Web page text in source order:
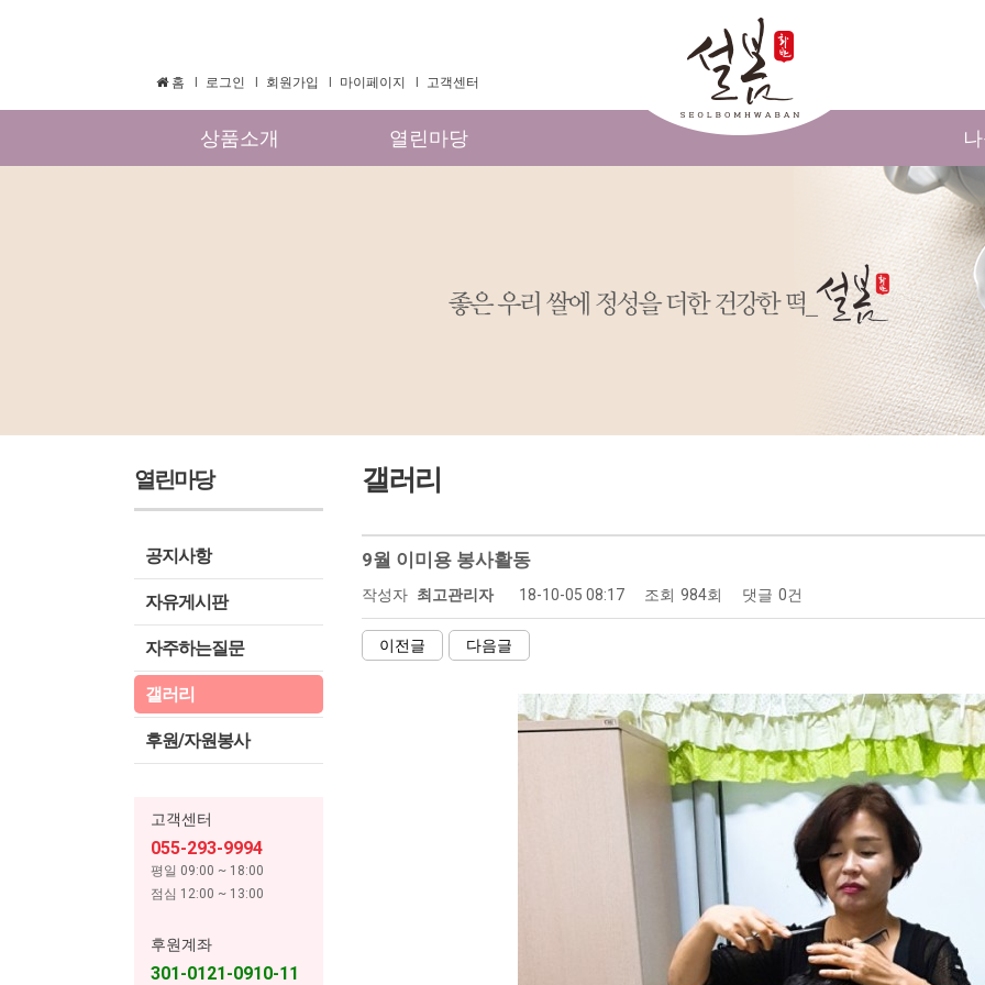
홈 로그인 회원가입 마이페이지 고객센터
상품소개 열린마당
열린마당
공지사항
자유게시판
자주하는질문
갤러리
후원/자원봉사
고객센터
055-293-9994
평일 09:00 ~ 18:00
점심 12:00 ~ 13:00
후원계좌
301-0121-0910-11
갤러리
9월 이미용 봉사활동
작성자 최고관리자 18-10-05 08:17 조회 984회 댓글 0건
이전글 다음글